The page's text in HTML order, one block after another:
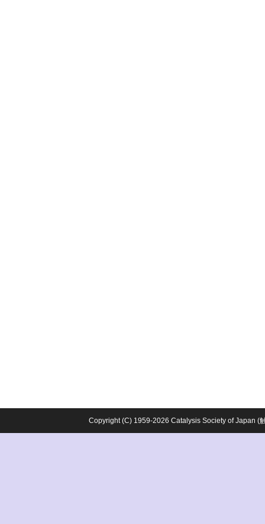
Copyright (C) 1959-2026 Catalysis Society of Japan (